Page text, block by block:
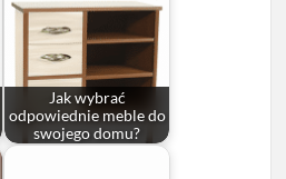
Jak wybrać
odpowiednie meble do
swojego domu?